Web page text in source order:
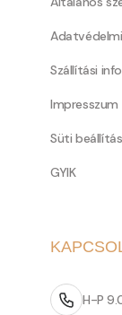
Szállítási
Impresszum
Süti beállítás
GYIK
H-P